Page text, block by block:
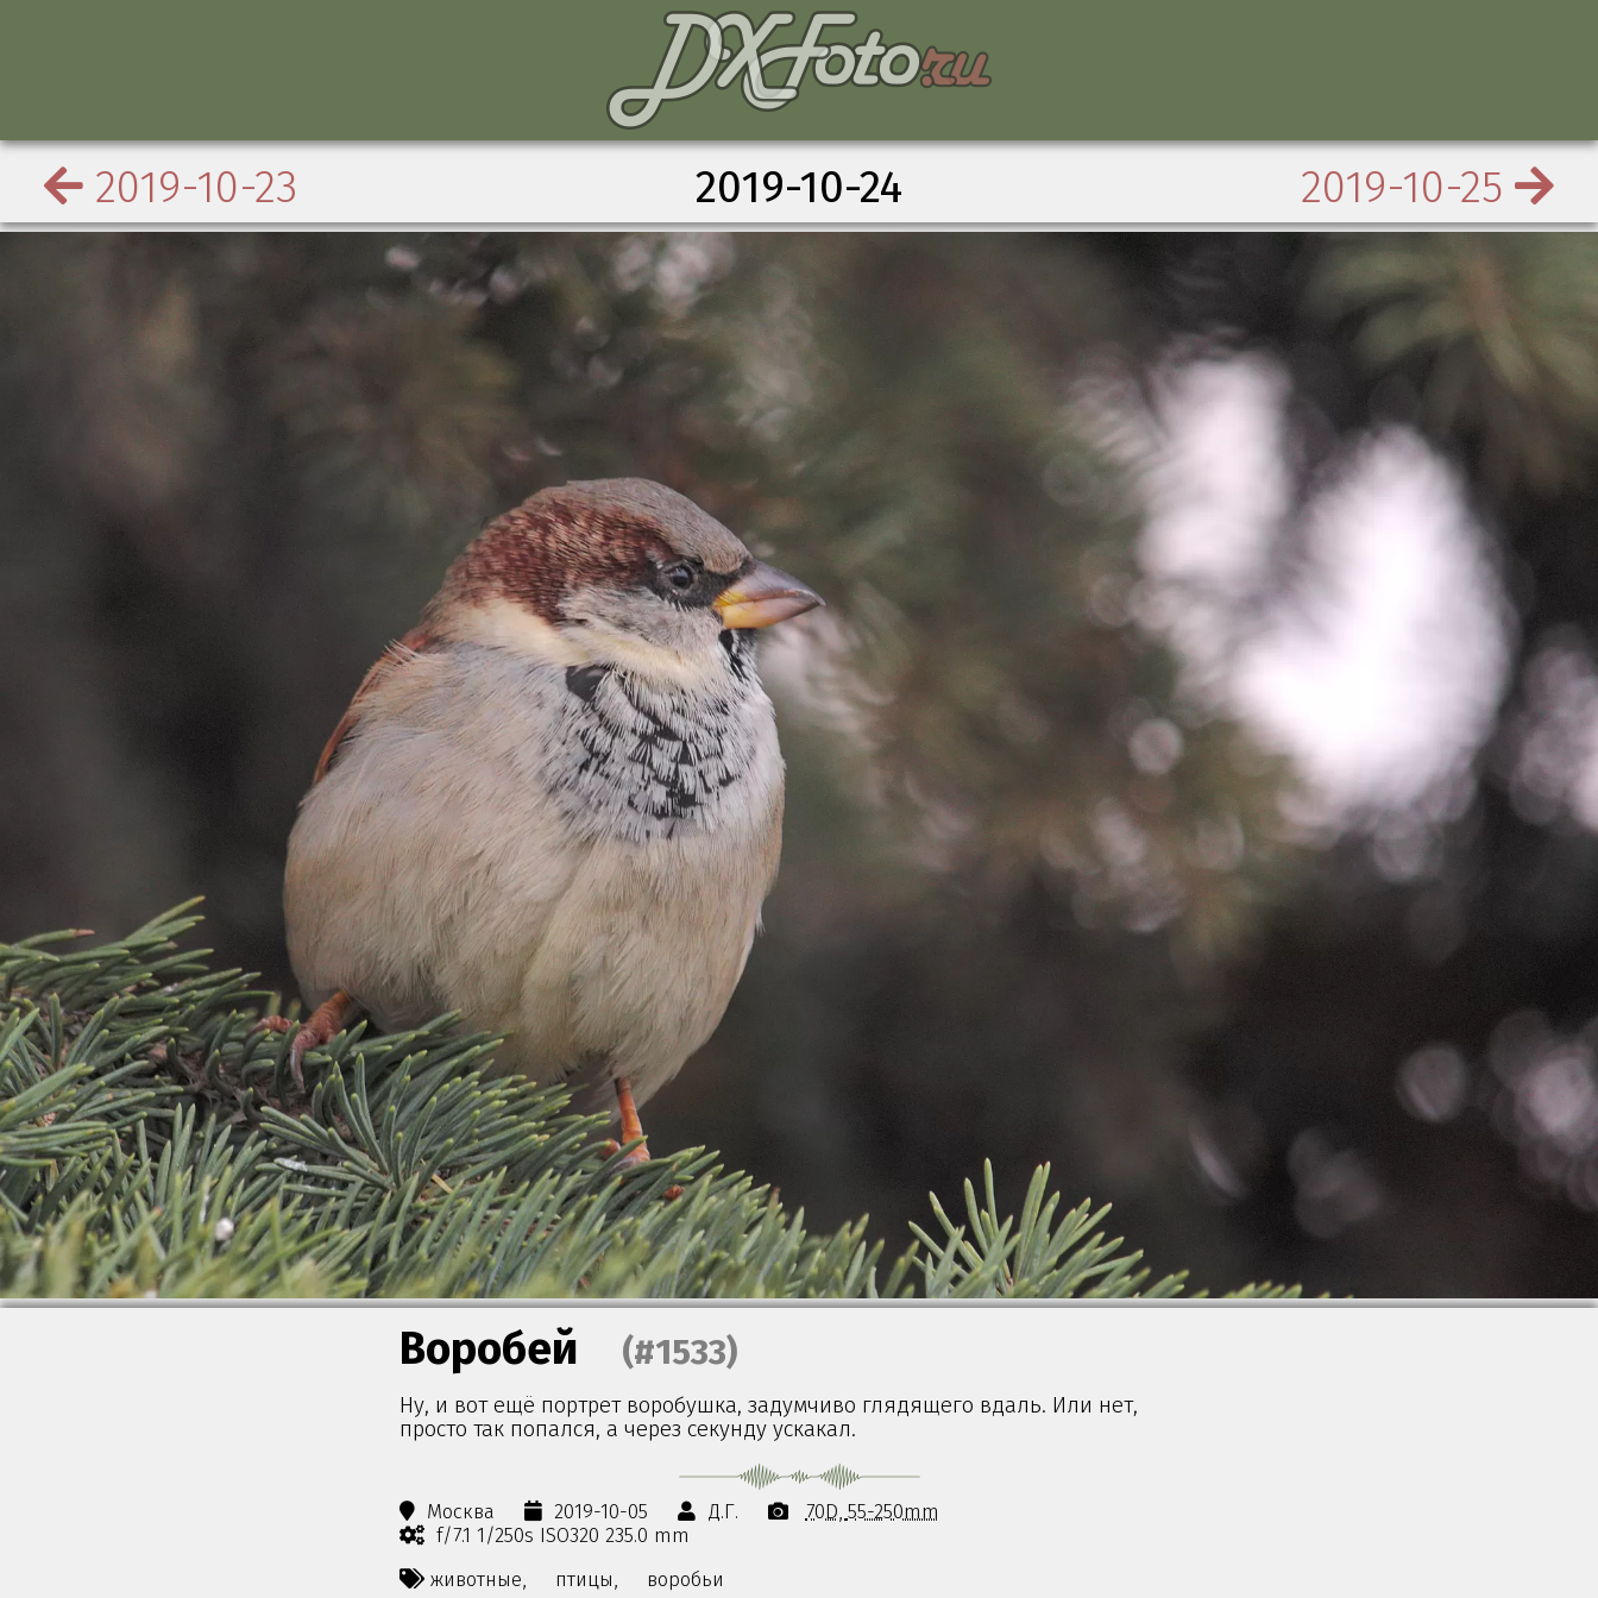
2019-10-23 2019-10-24 2019-10-25
Воробей (#1533)
Ну, и вот ещё портрет воробушка, задумчиво глядящего вдаль. Или нет,
просто так попался, а через секунду ускакал.
Москва 2019-10-05 Д.Г. 70D 55-250mm
f/7.1 1/250s ISO320 235.0 mm
животные,
птицы, воробьи